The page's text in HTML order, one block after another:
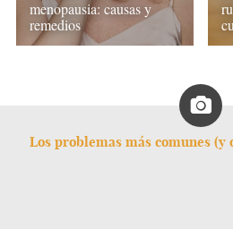
menopausia: causas y
remedios
Los problemas más comunes